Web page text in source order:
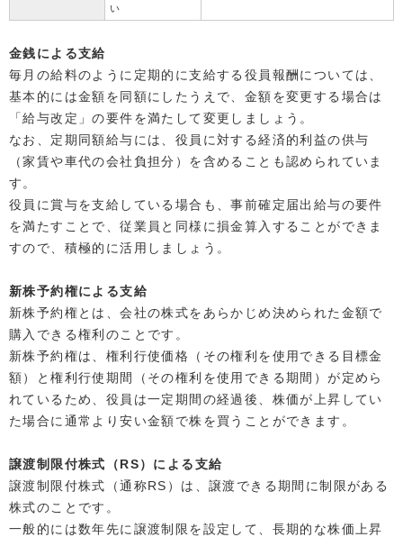
い
金銭による支給
毎月の給料のように定期的に支給する役員報酬については、
基本的には金額を同額にしたうえで、金額を変更する場合は
「給与改定」の要件を満たして変更しましょう。
なお、定期同額給与には、役員に対する経済的利益の供与
（家賃や車代の会社負担分）を含めることも認められていま
す。
役員に賞与を支給している場合も、事前確定届出給与の要件
を満たすことで、従業員と同様に損金算入することができま
すので、積極的に活用しましょう。
新株予約権による支給
新株予約権とは、会社の株式をあらかじめ決められた金額で
購入できる権利のことです。
新株予約権は、権利行使価格（その権利を使用できる目標金
額）と権利行使期間（その権利を使用できる期間）が定めら
れているため、役員は一定期間の経過後、株価が上昇してい
た場合に通常より安い金額で株を買うことができます。
譲渡制限付株式（RS）による支給
譲渡制限付株式（通称RS）は、譲渡できる期間に制限がある
株式のことです。
一般的には数年先に譲渡制限を設定して、長期的な株価上昇